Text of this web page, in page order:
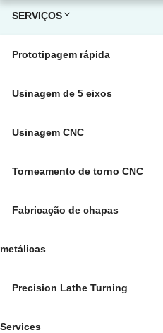
SERVIÇOS
Prototipagem rápida
Usinagem de 5 eixos
Usinagem CNC
Torneamento de torno CNC
Fabricação de chapas
metálicas
Precision Lathe Turning
Services